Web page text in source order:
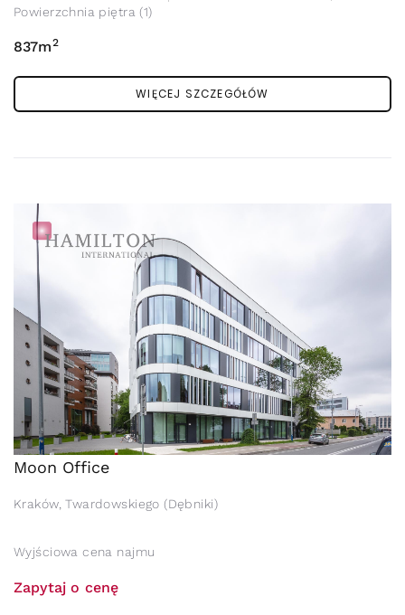
Powierzchnia piętra (1)
837m2
WIĘCEJ SZCZEGÓŁÓW
Moon Office
Kraków, Twardowskiego (Dębniki)
Wyjściowa cena najmu
Zapytaj o cenę